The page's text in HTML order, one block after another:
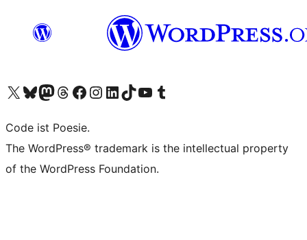
Unser X-Konto (früher Twitter) besuchen
Unser Bluesky-Konto besuchen
Unser Mastodon-Konto besuchen
Unser Threads-Konto besuchen
Unsere Facebook-Seite besuchen
Unser Instagram-Konto besuchen
Unser LinkedIn-Konto besuchen
Unser TikTok-Konto besuchen
Unseren YouTube-Kanal besuchen
Unser Tumblr-Konto besuchen
Code ist Poesie.
The WordPress® trademark is the intellectual property
of the WordPress Foundation.